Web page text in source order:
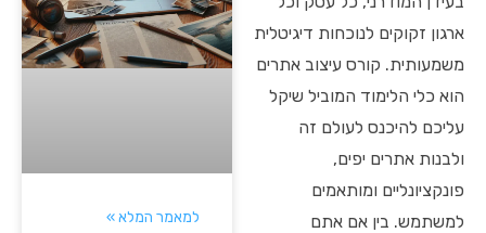
ארגון זקוקים לנוכחות דיגיטלית
משמעותית. קורס עיצוב אתרים
הוא כלי הלימוד המוביל שיקל
עליכם להיכנס לעולם זה
ולבנות אתרים יפים,
פונקציונליים ומותאמים
למשתמש. בין אם אתם
למאמר המלא »